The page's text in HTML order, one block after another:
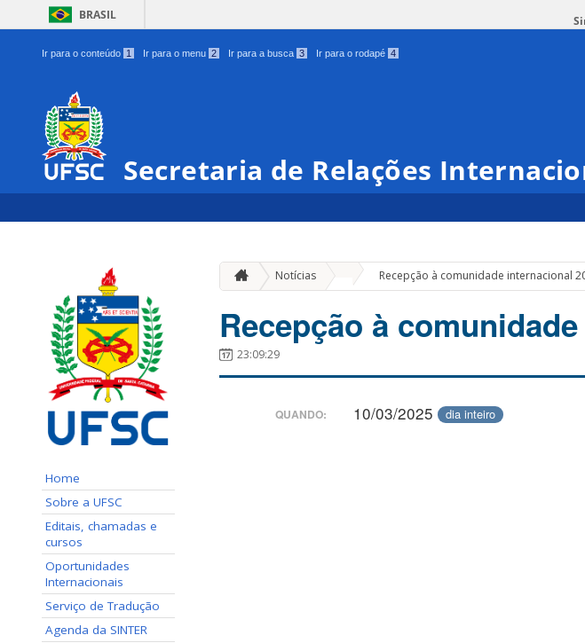
BRASIL
Ir para o conteúdo 1 Ir para o menu 2 Ir para a busca 3 Ir para o rodapé 4
Secretaria de Relações
Home
Sobre a UFSC
Editais, chamadas e
cursos
Oportunidades
Internacionais
Serviço de Tradução
Agenda da SINTER
Notícias Recepção à comunidade internacional
Recepção à
23:09:29
QUANDO: 10/03/2025 dia inteiro